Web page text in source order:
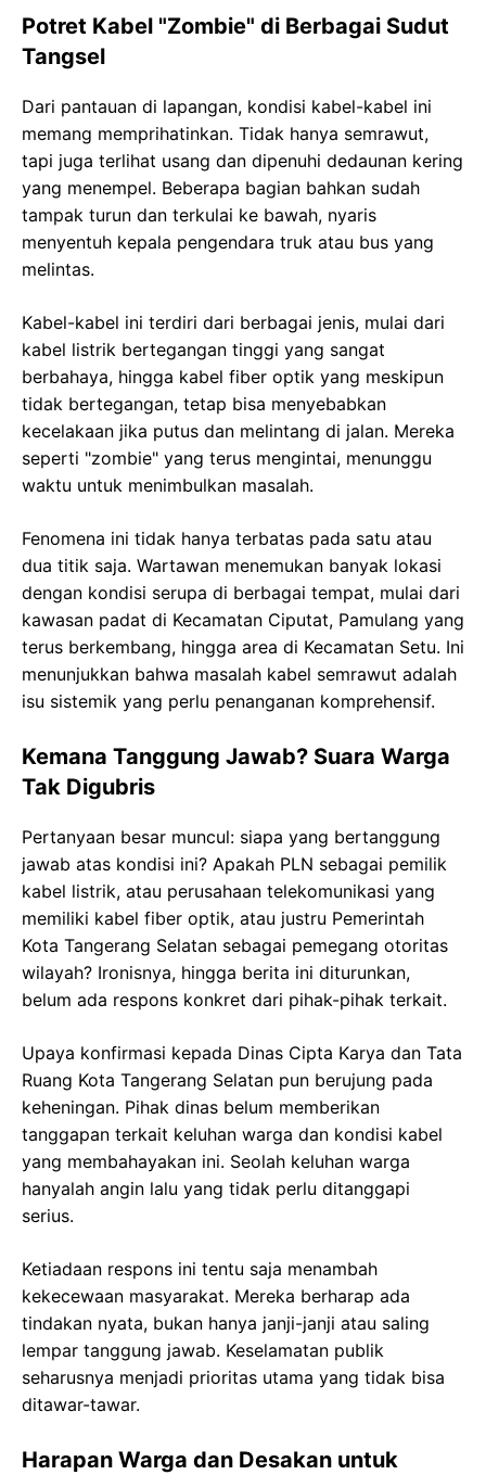
Potret Kabel "Zombie" di Berbagai Sudut
Tangsel
Dari pantauan di lapangan, kondisi kabel-kabel ini
memang memprihatinkan. Tidak hanya semrawut,
tapi juga terlihat usang dan dipenuhi dedaunan kering
yang menempel. Beberapa bagian bahkan sudah
tampak turun dan terkulai ke bawah, nyaris
menyentuh kepala pengendara truk atau bus yang
melintas.
Kabel-kabel ini terdiri dari berbagai jenis, mulai dari
kabel listrik bertegangan tinggi yang sangat
berbahaya, hingga kabel fiber optik yang meskipun
tidak bertegangan, tetap bisa menyebabkan
kecelakaan jika putus dan melintang di jalan. Mereka
seperti "zombie" yang terus mengintai, menunggu
waktu untuk menimbulkan masalah.
Fenomena ini tidak hanya terbatas pada satu atau
dua titik saja. Wartawan menemukan banyak lokasi
dengan kondisi serupa di berbagai tempat, mulai dari
kawasan padat di Kecamatan Ciputat, Pamulang yang
terus berkembang, hingga area di Kecamatan Setu. Ini
menunjukkan bahwa masalah kabel semrawut adalah
isu sistemik yang perlu penanganan komprehensif.
Kemana Tanggung Jawab? Suara Warga
Tak Digubris
Pertanyaan besar muncul: siapa yang bertanggung
jawab atas kondisi ini? Apakah PLN sebagai pemilik
kabel listrik, atau perusahaan telekomunikasi yang
memiliki kabel fiber optik, atau justru Pemerintah
Kota Tangerang Selatan sebagai pemegang otoritas
wilayah? Ironisnya, hingga berita ini diturunkan,
belum ada respons konkret dari pihak-pihak terkait.
Upaya konfirmasi kepada Dinas Cipta Karya dan Tata
Ruang Kota Tangerang Selatan pun berujung pada
keheningan. Pihak dinas belum memberikan
tanggapan terkait keluhan warga dan kondisi kabel
yang membahayakan ini. Seolah keluhan warga
hanyalah angin lalu yang tidak perlu ditanggapi
serius.
Ketiadaan respons ini tentu saja menambah
kekecewaan masyarakat. Mereka berharap ada
tindakan nyata, bukan hanya janji-janji atau saling
lempar tanggung jawab. Keselamatan publik
seharusnya menjadi prioritas utama yang tidak bisa
ditawar-tawar.
Harapan Warga dan Desakan untuk